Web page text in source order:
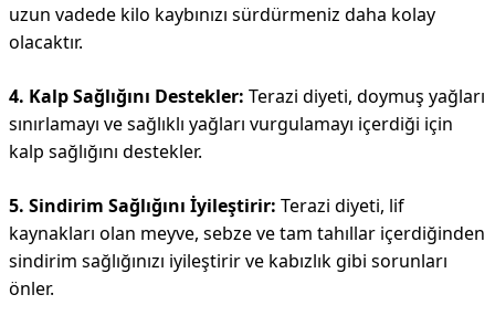
uzun vadede kilo kaybınızı sürdürmeniz daha kolay
olacaktır.
4. Kalp Sağlığını Destekler: Terazi diyeti, doymuş yağları
sınırlamayı ve sağlıklı yağları vurgulamayı içerdiği için
kalp sağlığını destekler.
5. Sindirim Sağlığını İyileştirir: Terazi diyeti, lif
kaynakları olan meyve, sebze ve tam tahıllar içerdiğinden
sindirim sağlığınızı iyileştirir ve kabızlık gibi sorunları
önler.